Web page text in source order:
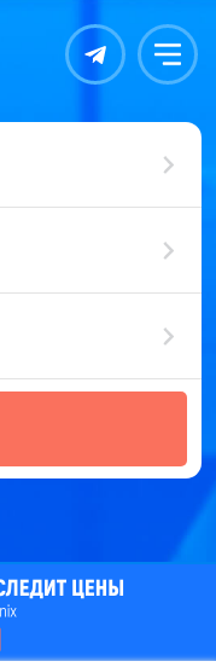
Контакты Меню